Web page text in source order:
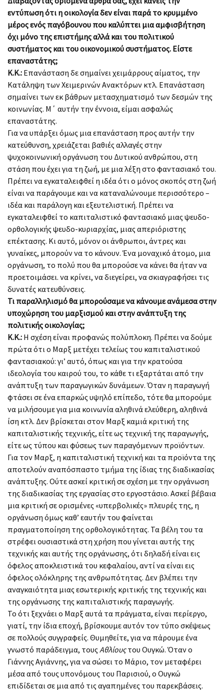
εντύπωση ότι η οικολογία δεν είναι παρά το κρυμμένο
μέρος ενός παγόβουνου που καλύπτει μια αμφισβήτηση
όχι μόνο της επιστήμης αλλά και του πολιτικού
συστήματος και του οικονομικού συστήματος. Είστε
επαναστάτης;
Κ.Κ.: Επανάσταση δε σημαίνει χειμάρρους αίματος, την
Κατάληψη των Χειμερινών Ανακτόρων κτλ. Επανάσταση
σημαίνει των εκ βάθρων μετασχηματισμό των δεσμών της
κοινωνίας. Μ΄ αυτήν την έννοια, είμαι ασφαλώς
επαναστάτης.
Για να υπάρξει όμως μια επανάσταση προς αυτήν την
κατεύθυνση, χρειάζεται βαθιές αλλαγές στην
ψυχοκοινωνική οργάνωση του Δυτικού ανθρώπου, στη
στάση που έχει για τη ζωή, με μια λέξη στο φαντασιακό του.
Πρέπει να εγκαταλειφθεί η ιδέα ότι ο μόνος σκοπός στη ζωή
είναι να παράγουμε και να καταναλώνουμε περισσότερο –
ιδέα και παράλογη και εξευτελιστική. Πρέπει να
εγκαταλειφθεί το καπιταλιστικό φαντασιακό μιας ψευδο-
ορθολογικής ψευδο-κυριαρχίας, μιας απεριόριστης
επέκτασης. Κι αυτό, μόνον οι άνθρωποι, άντρες και
γυναίκες, μπορούν να το κάνουν. Ένα μοναχικό άτομο, μια
οργάνωση, το πολύ που θα μπορούσε να κάνει θα ήταν να
προετοιμάσει. να κρίνει, να διεγείρει, να σκιαγραφήσει τις
δυνατές κατευθύνσεις.
Τι παραλληλισμό θα μπορούσαμε να κάνουμε ανάμεσα στην
υποχώρηση του μαρξισμού και στην ανάπτυξη της
πολιτικής οικολογίας;
Κ.Κ.: Η σχέση είναι προφανώς πολύπλοκη. Πρέπει να δούμε
πρώτα ότι ο Μαρξ μετέχει τελείως του καπιταλιστικού
φαντασιακού: γι’ αυτό, όπως και για την κρατούσα
ιδεολογία του καιρού του, το κάθε τι εξαρτάται από την
ανάπτυξη των παραγωγικών δυνάμεων. Όταν η παραγωγή
φτάσει σε ένα επαρκώς υψηλό επίπεδο, τότε θα μπορούμε
να μιλήσουμε για μια κοινωνία αληθινά ελεύθερη, αληθινά
ίση κτλ. Δεν βρίσκεται στον Μαρξ καμιά κριτική της
καπιταλιστικής τεχνικής, είτε ως τεχνική της παραγωγής,
είτε ως τύπου και φύσεως των παραγόμενων προϊόντων.
Για τον Μαρξ, η καπιταλιστική τεχνική και τα προϊόντα της
αποτελούν αναπόσπαστο τμήμα της ίδιας της διαδικασίας
ανάπτυξης. Ούτε ασκεί κριτική σε σχέση με την οργάνωση
της διαδικασίας της εργασίας στο εργοστάσιο. Ασκεί βέβαια
μια κριτική σε ορισμένες «υπερβολικές» πλευρές της, η
οργάνωση όμως καθ’ εαυτήν του φαίνεται
πραγματοποίηση της ορθολογικότητας. Τα βέλη του τα
στρέφει ουσιαστικά στη χρήση που γίνεται αυτής της
τεχνικής και αυτής της οργάνωσης, ότι δηλαδή είναι εις
όφελος αποκλειστικά του κεφαλαίου, αντί να είναι εις
όφελος ολόκληρης της ανθρωπότητας. Δεν βλέπει την
αναγκαιότητα μιας εσωτερικής κριτικής της τεχνικής και
της οργάνωσης της καπιταλιστικής παραγωγής.
Το ότι ξεχνάει ο Μαρξ αυτά τα πράγματα, είναι περίεργο,
γιατί, την ίδια εποχή, βρίσκουμε αυτόν τον τύπο σκέψεως
σε πολλούς συγγραφείς. Θυμηθείτε, για να πάρουμε ένα
γνωστό παράδειγμα, τουςΑθλίουςτου Ουγκώ. Όταν ο
Γιάννης Αγιάννης, για να σώσει το Μάριο, τον μεταφέρει
μέσα από τους υπονόμους του Παρισιού, ο Ουγκώ
επιδίδεται σε μια από τις αγαπημένες του παρεκβάσεις.